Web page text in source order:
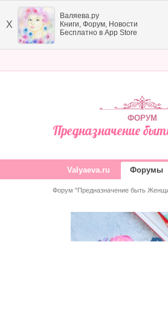
X
Валяева.ру
Книги, Форум, Новости
Бесплатно в App Store
ФОРУМ
Предназначение
Valyaeva.ru Форумы
Форум "Предназначение быть